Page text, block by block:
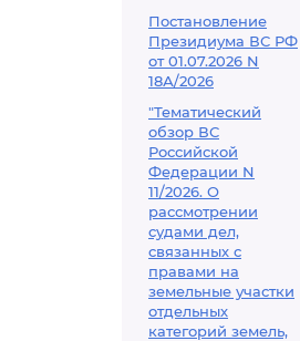
Постановление
Президиума ВС РФ
от 01.07.2026 N
18А/2026
"Тематический
обзор ВС
Российской
Федерации N
11/2026. О
рассмотрении
судами дел,
связанных с
правами на
земельные участки
отдельных
категорий земель,